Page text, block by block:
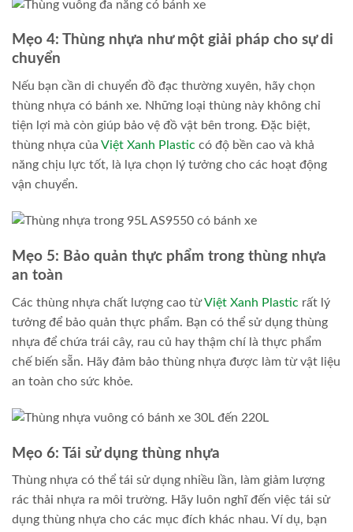
Mẹo 4: Thùng nhựa như một giải pháp cho sự di
chuyển
Nếu bạn cần di chuyển đồ đạc thường xuyên, hãy chọn
thùng nhựa có bánh xe. Những loại thùng này không chỉ
tiện lợi mà còn giúp bảo vệ đồ vật bên trong. Đặc biệt,
thùng nhựa của Việt Xanh Plastic có độ bền cao và khả
năng chịu lực tốt, là lựa chọn lý tưởng cho các hoạt động
vận chuyển.
Mẹo 5: Bảo quản thực phẩm trong thùng nhựa
an toàn
Các thùng nhựa chất lượng cao từViệt Xanh Plastic rất lý
tưởng để bảo quản thực phẩm. Bạn có thể sử dụng thùng
nhựa để chứa trái cây, rau củ hay thậm chí là thực phẩm
chế biến sẵn. Hãy đảm bảo thùng nhựa được làm từ vật liệu
an toàn cho sức khỏe.
Mẹo 6: Tái sử dụng thùng nhựa
Thùng nhựa có thể tái sử dụng nhiều lần, làm giảm lượng
rác thải nhựa ra môi trường. Hãy luôn nghĩ đến việc tái sử
dụng thùng nhựa cho các mục đích khác nhau. Ví dụ, bạn